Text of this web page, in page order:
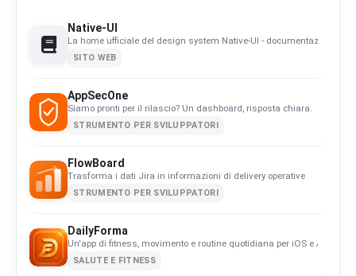
Native-UI
La home ufficiale del design system Native-UI - documentazione,
SITO WEB
AppSecOne
Siamo pronti per il rilascio? Un dashboard, risposta chiara.
STRUMENTO PER SVILUPPATORI
FlowBoard
Trasforma i dati Jira in informazioni di delivery operative
STRUMENTO PER SVILUPPATORI
DailyForma
Un'app di fitness, movimento e routine quotidiana per iOS e
SALUTE E FITNESS